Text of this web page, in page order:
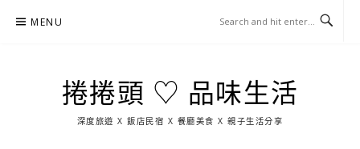
MENU
捲捲頭 ♡ 品味生活
深度旅遊 X 飯店民宿 X 餐廳美食 X 親子生活分享